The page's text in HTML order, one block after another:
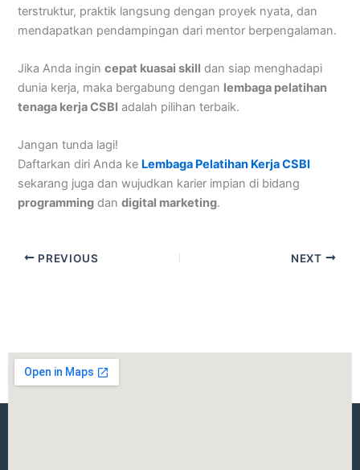
terstruktur, praktik langsung dengan proyek nyata, dan
mendapatkan pendampingan dari mentor berpengalaman.
Jika Anda ingincepat kuasai skill dan siap menghadapi
dunia kerja, maka bergabung dengan lembaga pelatihan
tenaga kerja CSBI adalah pilihan terbaik.
Jangan tunda lagi!
Daftarkan diri Anda ke Lembaga Pelatihan Kerja CSBI
sekarang juga dan wujudkan karier impian di bidang
programming dandigital marketing.
PREVIOUS NEXT